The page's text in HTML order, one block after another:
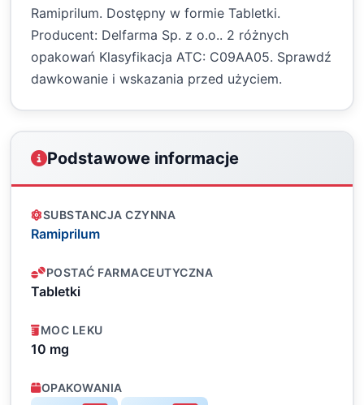
Ramiprilum. Dostępny w formie Tabletki.
Producent: Delfarma Sp. z o.o.. 2 różnych
opakowań Klasyfikacja ATC: C09AA05. Sprawdź
dawkowanie i wskazania przed użyciem.
Podstawowe informacje
SUBSTANCJA CZYNNA
Ramiprilum
POSTAĆ FARMACEUTYCZNA
Tabletki
MOC LEKU
10 mg
OPAKOWANIA